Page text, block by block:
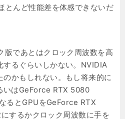
とんど性能差を体感できないだ
版であとはクロック周波数を高
するぐらいしかない。NVIDIA
かもしれない。もし将来的に
いはGeForce RTX 5080
るとGPUをGeForce RTX
するかクロック周波数に手を